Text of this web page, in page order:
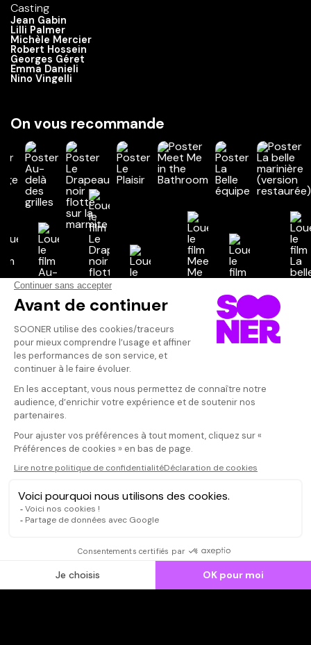
Casting
Jean Gabin
Lilli Palmer
Michèle Mercier
Robert Hossein
Georges Géret
Emma Danieli
Nino Vingelli
On vous recommande
Vos avis
Donnez votre avis
Votre note
Votre commentaire
Il faut vous connecter pour
publier un avis
CONNEXION
Qui sommes-nous ?